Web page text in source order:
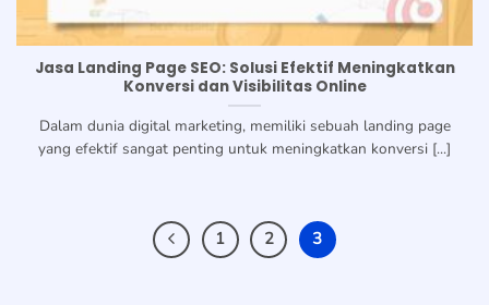
Jasa Landing Page SEO: Solusi Efektif Meningkatkan
Konversi dan Visibilitas Online
Dalam dunia digital marketing, memiliki sebuah landing page
yang efektif sangat penting untuk meningkatkan konversi [...]
1 2 3